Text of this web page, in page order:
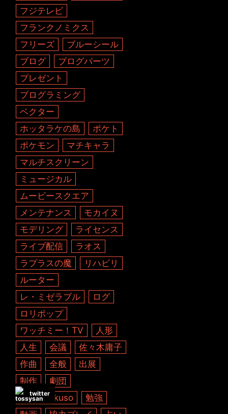
フジテレビ
フランクノミクス
フリーズ
ブルーシール
ブログ
ブログパーツ
プレゼント
プログラミング
ベクター
ホッタラケの島
ポケト
ポケモン
マチキャラ
マルチスクリーン
ミュージカル
ムービースクエア
メンテナンス
モカイヌ
モデリング
ライセンス
ライブ配信
ラオス
ラプラスの魔
リハビリ
ルーター
レ・ミゼラブル
ログ
ロリポップ
ワッチミー！TV
人形
人生
会議
佐々木庸子
作曲
全般
出展
制作
劇団
劇団kanikuso
勉強
twitter